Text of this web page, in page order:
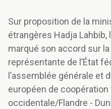
Sur proposition de la
étrangères Hadja
marqué son accord sur la
représentante de l’État
l’assemblée générale et
européen de coopération
occidentale/Flandre -